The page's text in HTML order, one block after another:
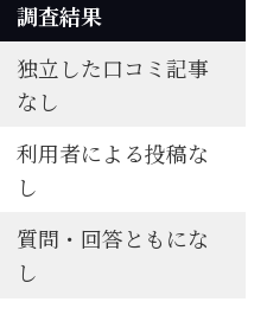
調査結果
独立した口コミ記事
なし
利用者による投稿な
し
質問・回答ともにな
し